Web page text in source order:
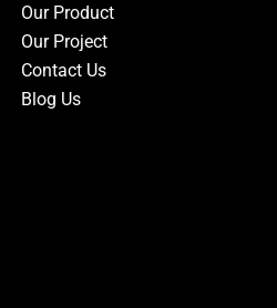
Our Product
Our Project
Contact Us
Blog Us